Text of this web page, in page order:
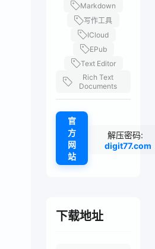
Markdown
写作工具
ICloud
EPub
Text Editor
Rich Text
Documents
官
方
网
站
解压密码:
digit77.com
下载地址